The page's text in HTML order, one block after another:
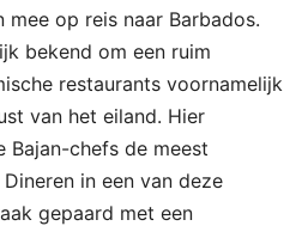
mee op reis naar Barbados.
bekend om een ruim
restaurants voornamelijk
van het eiland. Hier
Bajan-chefs de meest
in een van deze
gepaard met een